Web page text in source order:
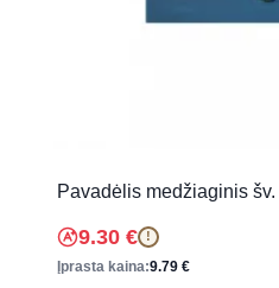
Pavadėlis medžiaginis
9.30 € !
Įprasta kaina:9.79 €